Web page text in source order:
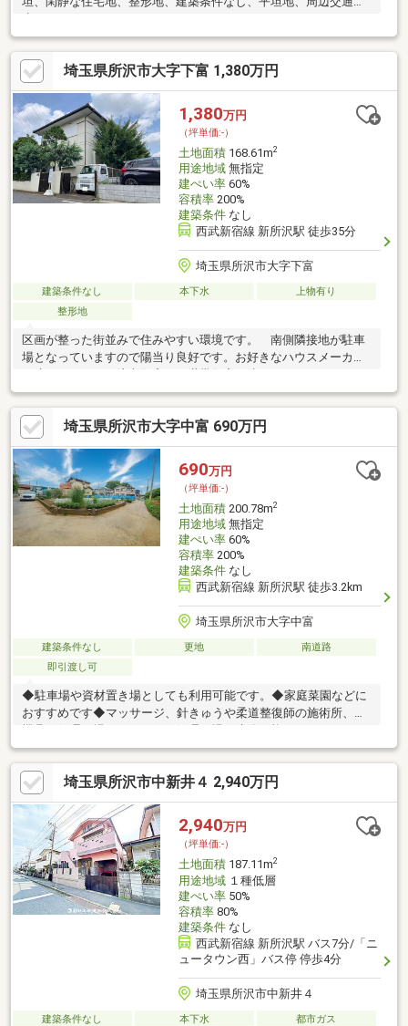
埼玉県所沢市大字下富 1,380万円
1,380万円
（坪単価:-）
土地面積168.61m2
用途地域無指定
建ぺい率60%
容積率200%
建築条件なし
西武新宿線 新所沢駅 徒歩35分
埼玉県所沢市大字下富
建築条件なし 本下水
上物有り
整形地
区画が整った街並みで住みやすい環境です。 南側隣接地が駐車
場となっていますので陽当り良好です。お好きなハウスメーカー
埼玉県所沢市大字中富 690万円
690万円
（坪単価:-）
土地面積200.78m2
用途地域無指定
建ぺい率60%
容積率200%
建築条件なし
西武新宿線 新所沢駅 徒歩3.2km
埼玉県所沢市大字中富
建築条件なし 更地
南道路
即引渡し可
◆駐車場や資材置き場としても利用可能です。◆家庭菜園などに
おすすめです◆マッサージ、針きゅうや柔道整復師の施術所、農
埼玉県所沢市中新井４ 2,940万円
2,940万円
（坪単価:-）
土地面積187.11m2
用途地域１種低層
建ぺい率50%
容積率80%
建築条件なし
西武新宿線 新所沢駅 バス7分/「ニ
ュータウン西」バス停 停歩4分
埼玉県所沢市中新井４
建築条件なし 本下水
都市ガス